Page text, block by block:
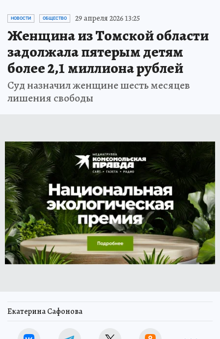
НОВОСТИ ОБЩЕСТВО 29 апреля 2026 13:25
Женщина из Томской области
задолжала пятерым детям
более 2,1 миллиона рублей
Суд назначил женщине шесть месяцев
лишения свободы
Екатерина Сафонова